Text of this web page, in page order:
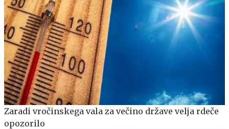
Zaradi vročinskega vala za večino države velja rdeče
opozorilo